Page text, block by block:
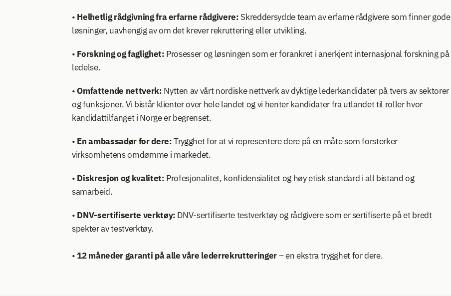
• Helhetlig rådgivning fra erfarne rådgivere: Skreddersydde team av erfarne rådgivere som finner gode
løsninger, uavhengig av om det krever rekruttering eller utvikling.
• Forskning og faglighet: Prosesser og løsningen som er forankret i anerkjent internasjonal forskning på
ledelse.
• Omfattende nettverk: Nytten av vårt nordiske nettverk av dyktige lederkandidater på tvers av sektorer
og funksjoner. Vi bistår klienter over hele landet og vi henter kandidater fra utlandet til roller hvor
kandidattilfanget i Norge er begrenset.
• En ambassadør for dere: Trygghet for at vi representere dere på en måte som forsterker
virksomhetens omdømme i markedet.
• Diskresjon og kvalitet: Profesjonalitet, konfidensialitet og høy etisk standard i all bistand og
samarbeid.
• DNV-sertifiserte verktøy: DNV-sertifiserte testverktøy og rådgivere som er sertifiserte på et bredt
spekter av testverktøy.
• 12 måneder garanti på alle våre lederrekrutteringer – en ekstra trygghet for dere.